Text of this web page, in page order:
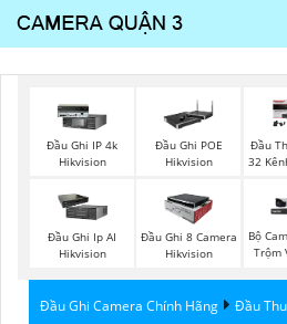
Đầu Ghi IP 4k
Hikvision
Đầu Ghi POE
Hikvision
Đầu
32
Đầu Ghi Ip AI
Hikvision
Đầu Ghi 8 Camera
Hikvision
Bộ
Trộm
Đầu Ghi Camera Chính Hãng
Đầu